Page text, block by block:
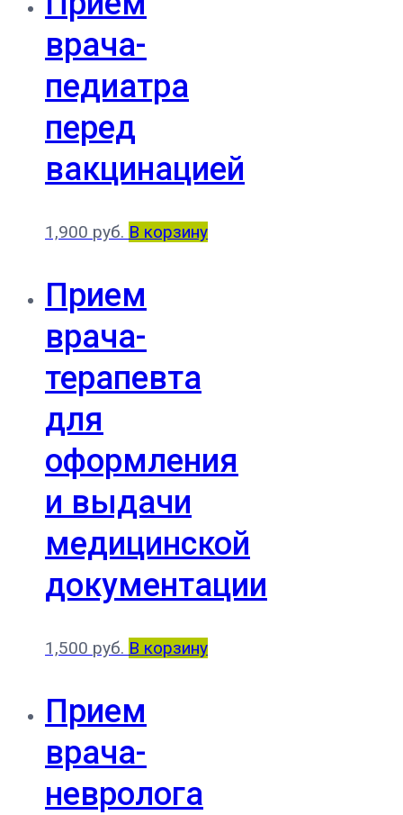
врача-
педиатра
перед
вакцинацией
1,900 руб. В корзину
Прием
врача-
терапевта
для
оформления
и выдачи
медицинской
документации
1,500 руб. В корзину
Прием
врача-
невролога